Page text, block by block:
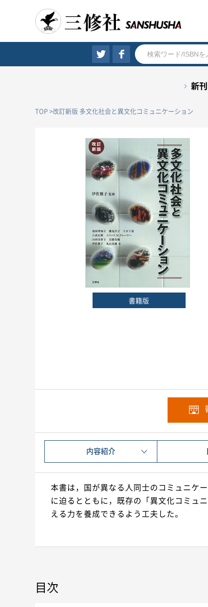
新刊
TOP 改訂新版 多文化社会と異文化コミュニケーション
書籍版
内容紹介
本書は，国が異なる人同士のコミュニケ
に迫るとともに，既存の「異文化コミュ
える力を養成できるよう工夫した。
目次